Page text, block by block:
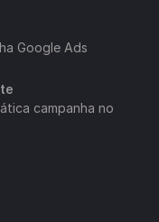
Google Ads
campanha no